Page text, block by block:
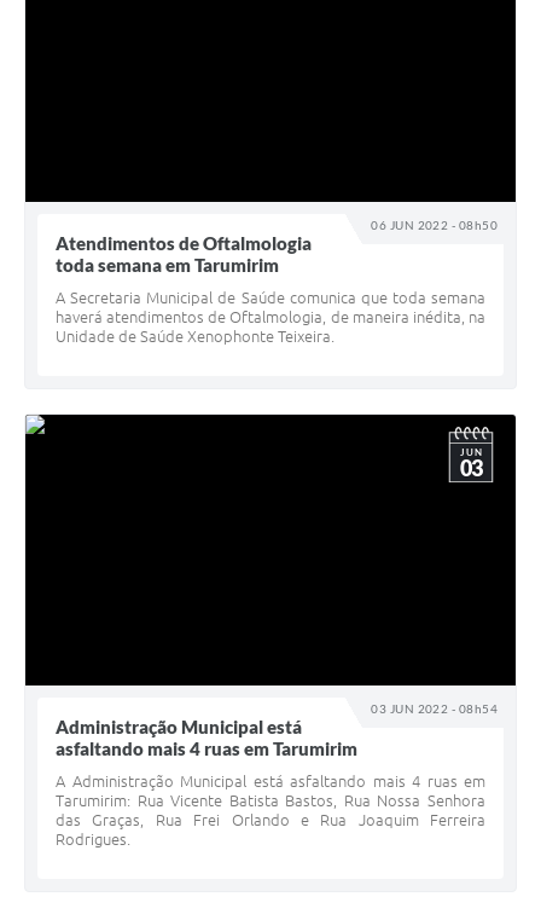
06 JUN 2022 - 08h50
Atendimentos de Oftalmologia
toda semana em Tarumirim
A Secretaria Municipal de Saúde comunica que toda semana
haverá atendimentos de Oftalmologia, de maneira inédita, na
Unidade de Saúde Xenophonte Teixeira.
03 JUN 2022 - 08h54
JUN
03
Administração Municipal está
asfaltando mais 4 ruas em Tarumirim
A Administração Municipal está asfaltando mais 4 ruas em
Tarumirim: Rua Vicente Batista Bastos, Rua Nossa Senhora
das Graças, Rua Frei Orlando e Rua Joaquim Ferreira
Rodrigues.